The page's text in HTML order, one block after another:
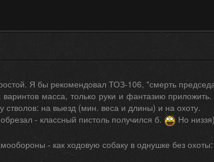
Я бы рекомендовал ТОЗ-106, "смерть
масса, только руки и фантазию
стволов: на выезд (мин. веса и длины) и на охоту.
- классный пистоль получился б.
Но
- как ходовую собаку в однушке без